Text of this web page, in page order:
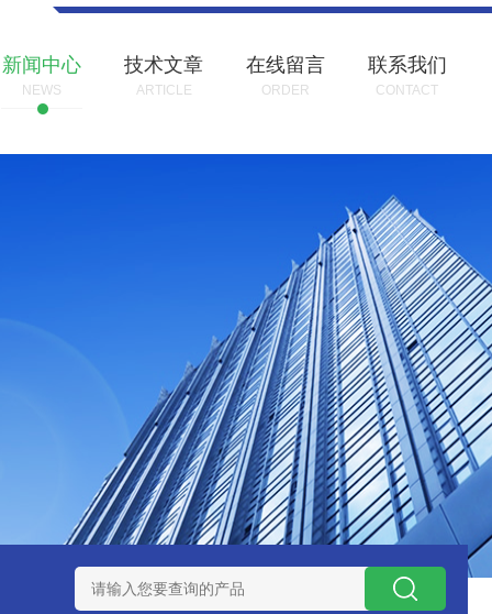
新闻中心
NEWS
技术文章
ARTICLE
在线留言
ORDER
联系我们
CONTACT
字恒流矿用防爆个体空气采样器 CQB1500数字恒流防爆矿用